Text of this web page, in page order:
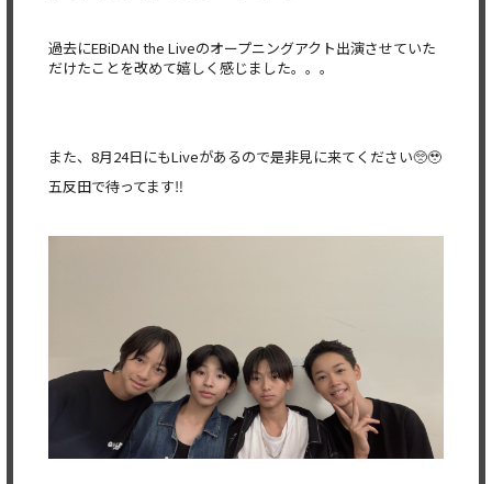
過去にEBiDAN the Liveのオープニングアクト出演させていた
だけたことを改めて嬉しく感じました。。。
また、8月24日にもLiveがあるので是非見に来てください🥺🥹
五反田で待ってます‼️